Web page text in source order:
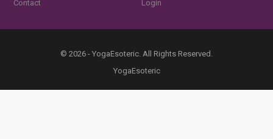
Contact
Login
© 2026 - YogaEsoteric. All Rights Reserved.
YogaEsoteric